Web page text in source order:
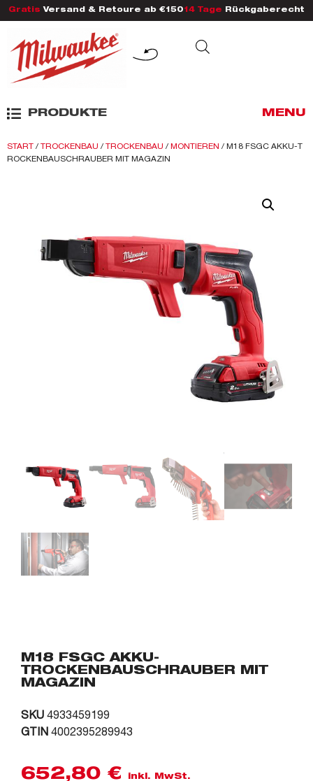
Gratis Versand & Retoure ab €150 14 Tage Rückgaberecht
PRODUKTE MENU
START / TROCKENBAU / TROCKENBAU / MONTIEREN / M18 FSGC AKKU-T
ROCKENBAUSCHRAUBER MIT MAGAZIN
M18 FSGC AKKU-
TROCKENBAUSCHRAUBER MIT
MAGAZIN
SKU 4933459199
GTIN 4002395289943
652,80 € inkl. MwSt.